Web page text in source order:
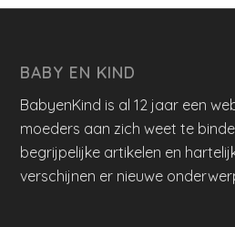
BABY EN KIND
BabyenKind is al 12 jaar een
moeders aan zich weet te
begrijpelijke artikelen en
verschijnen er nieuwe